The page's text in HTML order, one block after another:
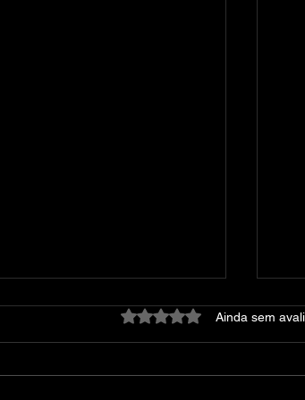
Avaliado com 0 de 5
Ainda sem